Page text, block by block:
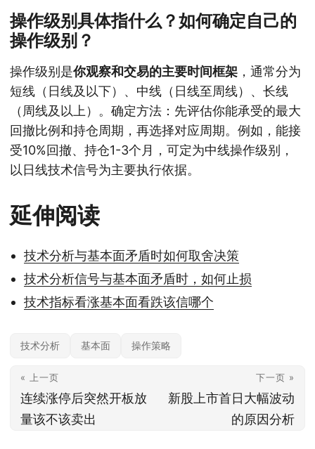
操作级别具体指什么？如何确定自己的
操作级别？
操作级别是你观察和交易的主要时间框架 ，通常分为
短线（日线及以下）、中线（日线至周线）、长线
（周线及以上）。确定方法：先评估你能承受的最大
回撤比例和持仓周期，再选择对应周期。例如，能接
受10%回撤、持仓1-3个月，可定为中线操作级别，
以日线技术信号为主要执行依据。
延伸阅读
技术分析与基本面矛盾时如何取舍决策
技术分析信号与基本面矛盾时，如何止损
技术指标看涨基本面看跌该信哪个
技术分析 基本面 操作策略
« 上一页
连续涨停后突然开板放
量该不该卖出
下一页 »
新股上市首日大幅波动
的原因分析